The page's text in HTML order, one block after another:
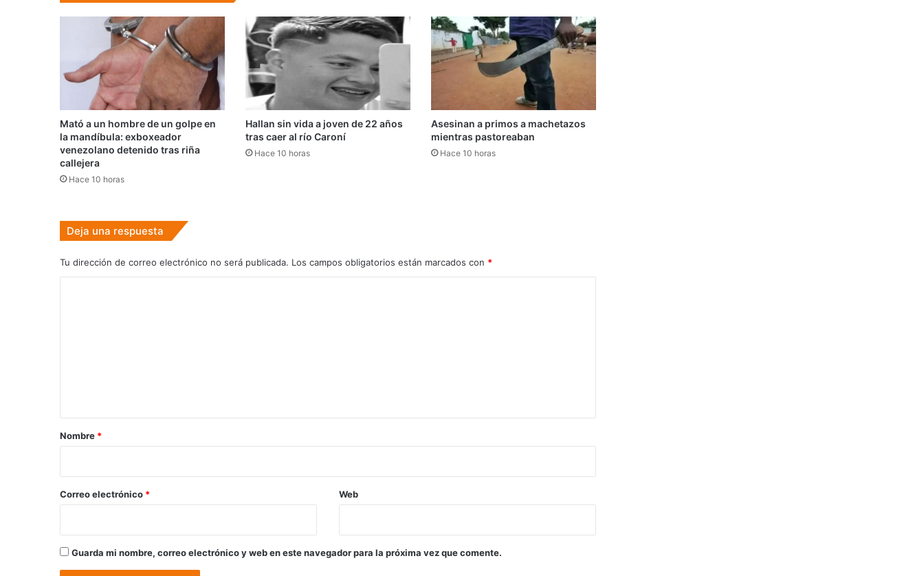
Mató a un hombre de un golpe en
la mandíbula: exboxeador
venezolano detenido tras riña
callejera
Hace 10 horas
Hallan sin vida a joven de 22 años
tras caer al río Caroní
Hace 10 horas
Asesinan a primos a machetazos
mientras pastoreaban
Hace 10 horas
Deja una respuesta
Tu dirección de correo electrónico no será publicada. Los campos obligatorios están marcados con *
r
*
Nombre *
Correo electrónico * Web
Guarda mi nombre, correo electrónico y web en este navegador para la próxima vez que comente.